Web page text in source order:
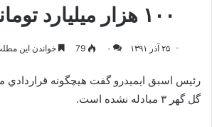
۱۰۰ هزار میلیارد تومانی دولتی
۲۵ آذر ۱۳۹۱ ۰ 79 خواندن این مطلب 3 دقیقه زمان
رئيس اسبق ايميدرو گفت هيچگونه قراردادي
گل گهر ۳ مبادله نشده است.